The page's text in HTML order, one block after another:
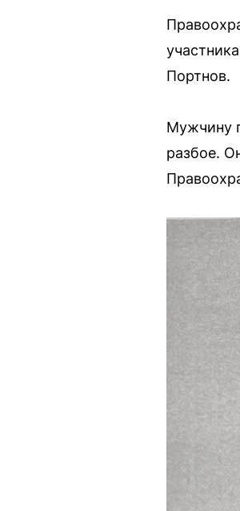
Портнов.
Мужчину
разбое.